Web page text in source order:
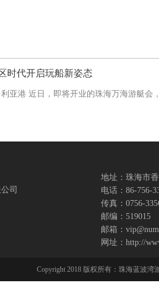
时代开启玩船新姿态
亚港 近日，即将开业的珠海万海游艇会
司
地址：珠海市
电话：86-756-
传真：0756-
邮编：519015
邮箱：
网址：http://
Copyright 2018 版权所有：珠海蓝波